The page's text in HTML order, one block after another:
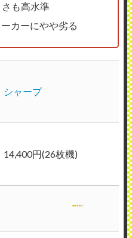
も高水準
カーにやや劣る
シャープ
14,400円(26枚機)